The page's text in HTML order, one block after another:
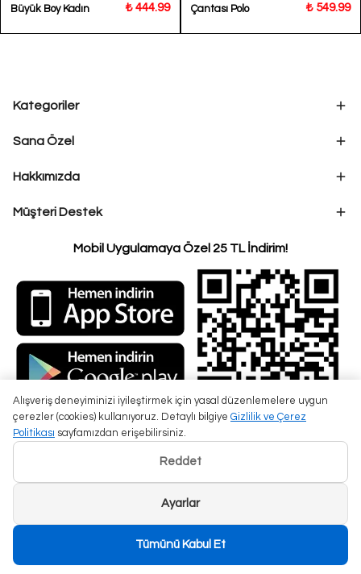
Alışveriş deneyiminizi iyileştirmek için yasal düzenlemelere uygun
çerezler (cookies) kullanıyoruz. Detaylı bilgiye Gizlilik ve Çerez
Politikası sayfamızdan erişebilirsiniz.
Reddet
Ayarlar
Tümünü Kabul Et
Büyük Boy Kadın
₺ 444.99
Çantası Polo
₺ 549.99
Kategoriler
Sana Özel
Hakkımızda
Müşteri Destek
Mobil Uygulamaya Özel 25 TL İndirim!